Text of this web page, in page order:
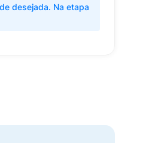
desejada. Na etapa